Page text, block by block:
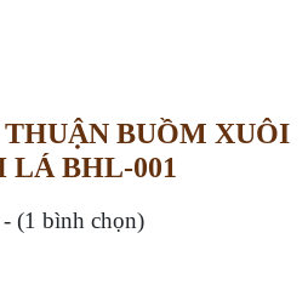
BUỒM XUÔI
LÁ BHL-001
(1 bình chọn)